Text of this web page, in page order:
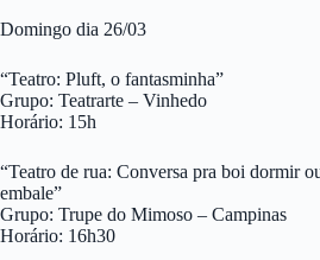
Domingo dia 26/03
“Teatro: Pluft, o fantasminha”
Grupo: Teatrarte – Vinhedo
Horário: 15h
“Teatro de rua: Conversa pra boi dormir
embale”
Grupo: Trupe do Mimoso – Campinas
Horário: 16h30